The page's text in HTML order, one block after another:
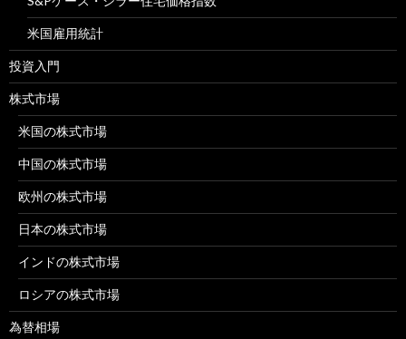
米国雇用統計
投資入門
株式市場
米国の株式市場
中国の株式市場
欧州の株式市場
日本の株式市場
インドの株式市場
ロシアの株式市場
為替相場